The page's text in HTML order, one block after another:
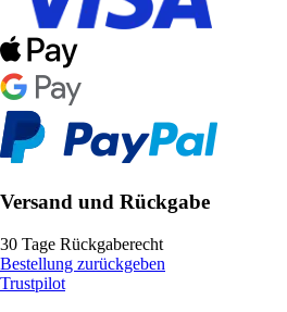
Versand und Rückgabe
30 Tage Rückgaberecht
Bestellung zurückgeben
Trustpilot